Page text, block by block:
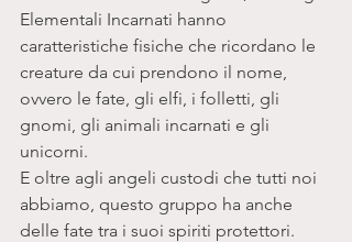
Elementali Incarnati hanno
caratteristiche fisiche che ricordano le
creature da cui prendono il nome,
ovvero le fate, gli elfi, i folletti, gli
gnomi, gli animali incarnati e gli
unicorni.
E oltre agli angeli custodi che tutti noi
abbiamo, questo gruppo ha anche
delle fate tra i suoi spiriti protettori.